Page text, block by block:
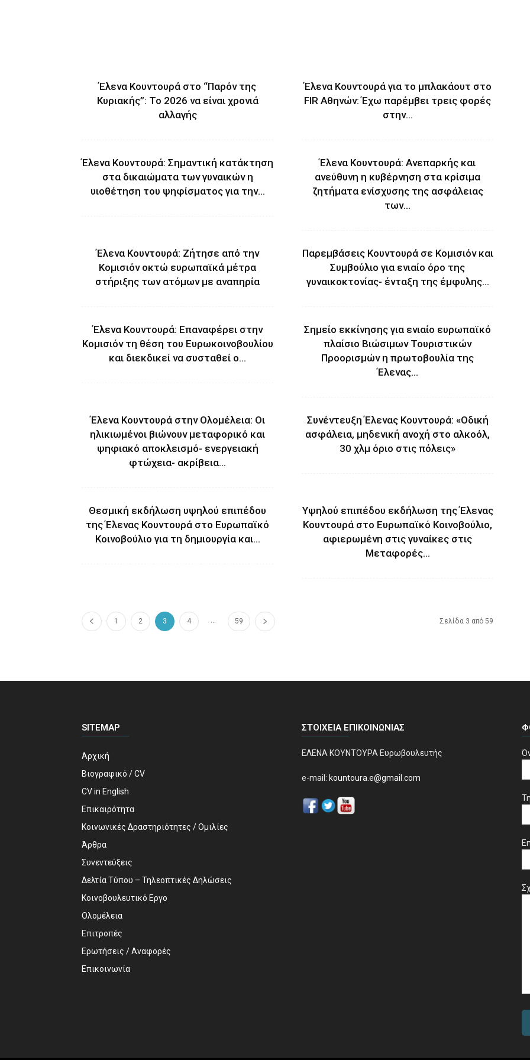
Έλενα Κουντουρά στο “Παρόν της
Κυριακής”: Το 2026 να είναι χρονιά
αλλαγής
Έλενα Κουντουρά για το μπλακάουτ στο
FIR Αθηνών: Έχω παρέμβει τρεις φορές
στην...
Έλενα Κουντουρά: Σημαντική κατάκτηση
στα δικαιώματα των γυναικών η
υιοθέτηση του ψηφίσματος για την...
Έλενα Κουντουρά: Ανεπαρκής και
ανεύθυνη η κυβέρνηση στα κρίσιμα
ζητήματα ενίσχυσης της ασφάλειας
των...
Έλενα Κουντουρά: Ζήτησε από την
Κομισιόν οκτώ ευρωπαϊκά μέτρα
στήριξης των ατόμων με αναπηρία
Παρεμβάσεις Κουντουρά σε Κομισιόν και
Συμβούλιο για ενιαίο όρο της
γυναικοκτονίας- ένταξη της έμφυλης...
Έλενα Κουντουρά: Επαναφέρει στην
Κομισιόν τη θέση του Ευρωκοινοβουλίου
και διεκδικεί να συσταθεί ο...
Σημείο εκκίνησης για ενιαίο ευρωπαϊκό
πλαίσιο Βιώσιμων Τουριστικών
Προορισμών η πρωτοβουλία της
Έλενας...
Έλενα Κουντουρά στην Ολομέλεια: Οι
ηλικιωμένοι βιώνουν μεταφορικό και
ψηφιακό αποκλεισμό- ενεργειακή
φτώχεια- ακρίβεια...
Συνέντευξη Έλενας Κουντουρά: «Οδική
ασφάλεια, μηδενική ανοχή στο αλκοόλ,
30 χλμ όριο στις πόλεις»
Θεσμική εκδήλωση υψηλού επιπέδου
της Έλενας Κουντουρά στο Ευρωπαϊκό
Κοινοβούλιο για τη δημιουργία και...
Υψηλού επιπέδου εκδήλωση της Έλενας
Κουντουρά στο Ευρωπαϊκό Κοινοβούλιο,
αφιερωμένη στις γυναίκες στις
Μεταφορές...
1 2 3 4 ... 59 Σελίδα 3 από 59
SITEMAP
Αρχική
Βιογραφικό / CV
CV in English
Επικαιρότητα
Κοινωνικές Δραστηριότητες / Ομιλίες
Άρθρα
Συνεντεύξεις
Δελτία Τύπου – Τηλεοπτικές Δηλώσεις
Κοινοβουλευτικό Εργο
Ολομέλεια
Επιτροπές
Ερωτήσεις / Αναφορές
Επικοινωνία
ΣΤΟΙΧΕΊΑ ΕΠΙΚΟΙΝΩΝΊΑΣ
ΕΛΕΝΑ ΚΟΥΝΤΟΥΡΑ Ευρωβουλευτής
e-mail: kountoura.e@gmail.com